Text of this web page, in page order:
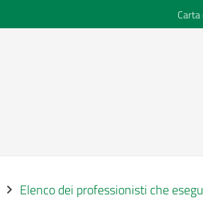
Carta
Elenco dei professionisti che